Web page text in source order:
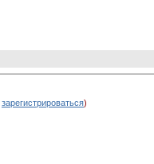
зарегистрироваться)